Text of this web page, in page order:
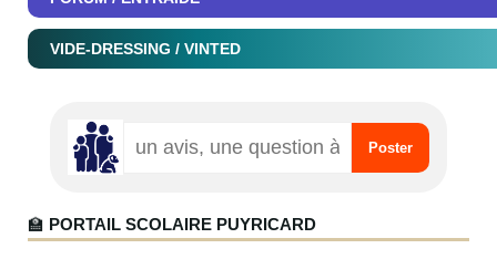
VIDE-DRESSING / VINTED
🏫 PORTAIL SCOLAIRE PUYRICARD